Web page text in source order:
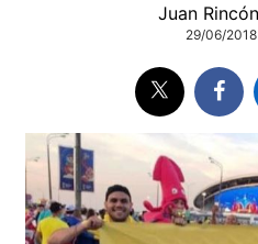
Juan
29/06/